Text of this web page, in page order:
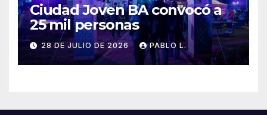
Ciudad Joven BA convocó a
25 mil personas
28 DE JULIO DE 2026 PABLO L.